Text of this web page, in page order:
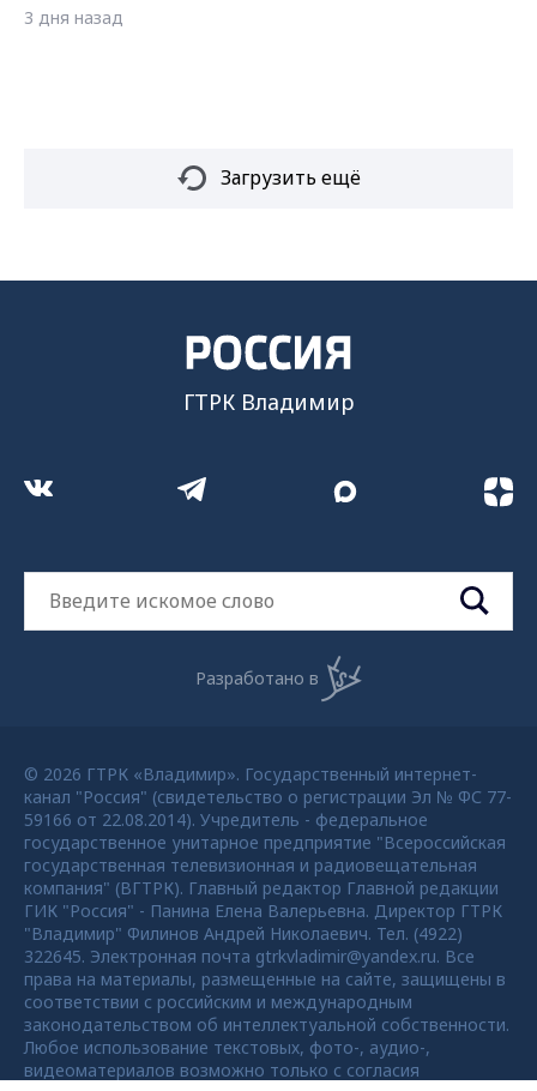
3 дня назад
Загрузить ещё
ГТРК Владимир
Разработано в
© 2026 ГТРК «Владимир». Государственный интернет-
канал "Россия" (свидетельство о регистрации Эл № ФС 77-
59166 от 22.08.2014). Учредитель - федеральное
государственное унитарное предприятие "Всероссийская
государственная телевизионная и радиовещательная
компания" (ВГТРК). Главный редактор Главной редакции
ГИК "Россия" - Панина Елена Валерьевна. Директор ГТРК
"Владимир" Филинов Андрей Николаевич. Тел. (4922)
322645. Электронная почта gtrkvladimir@yandex.ru. Все
права на материалы, размещенные на сайте, защищены в
соответствии с российским и международным
законодательством об интеллектуальной собственности.
Любое использование текстовых, фото-, аудио-,
видеоматериалов возможно только с согласия